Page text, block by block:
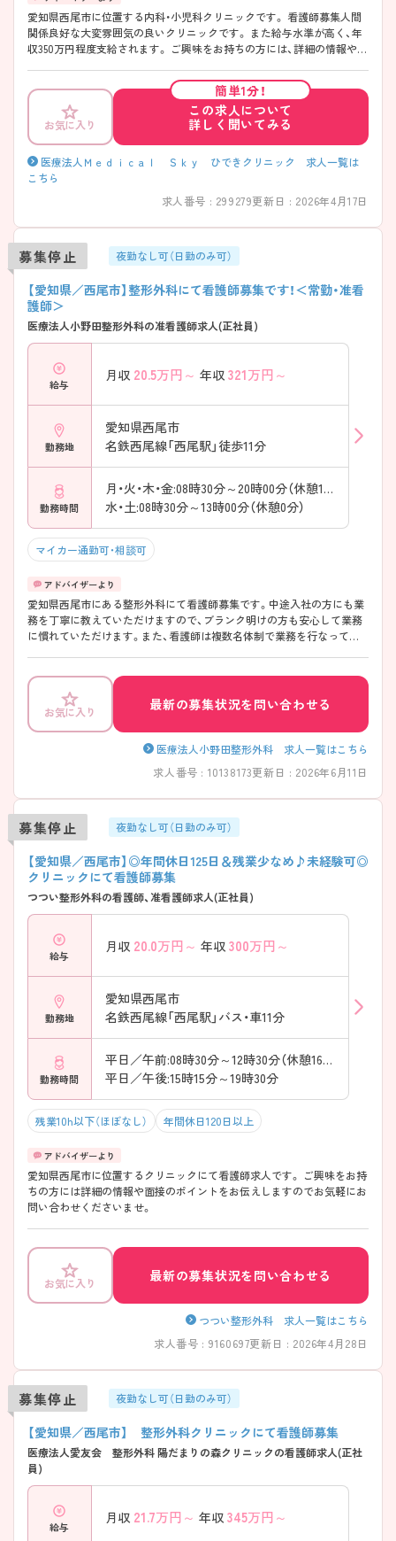
愛知県西尾市に位置する内科・小児科クリニックです。 看護師募集人間
関係良好な大変雰囲気の良いクリニックです。 また給与水準が高く、年
収350万円程度支給されます。 ご興味をお持ちの方には、詳細の情報や面
お気に入り
簡単1分！
この求人について
詳しく聞いてみる
医療法人Ｍｅｄｉｃａｌ Ｓｋｙ ひできクリニック 求人一覧は
こちら
求人番号 : 299279更新日 : 2026年4月17日
募集停止 夜勤なし可（日勤のみ可）
【愛知県／西尾市】整形外科にて看護師募集です！＜常勤・准看
護師＞
医療法人小野田整形外科の准看護師求人(正社員)
給与
月収 20.5万円～ 年収 321万円～
勤務地
愛知県西尾市
名鉄西尾線「西尾駅」徒歩11分
勤務時間
月・火・木・金:08時30分～20時00分（休憩180分）
水・土:08時30分～13時00分（休憩0分）
マイカー通勤可・相談可
愛知県西尾市にある整形外科にて看護師募集です。中途入社の方にも業
務を丁寧に教えていただけますので、ブランク明けの方も安心して業務
に慣れていただけます。また、看護師は複数名体制で業務を行なってお
お気に入り 最新の募集状況を問い合わせる
医療法人小野田整形外科 求人一覧はこちら
求人番号 : 10138173更新日 : 2026年6月11日
募集停止 夜勤なし可（日勤のみ可）
【愛知県／西尾市】◎年間休日125日＆残業少なめ♪未経験可◎
クリニックにて看護師募集
つつい整形外科の看護師、准看護師求人(正社員)
給与
月収 20.0万円～ 年収 300万円～
勤務地
愛知県西尾市
名鉄西尾線「西尾駅」バス・車11分
勤務時間
平日／午前:08時30分～12時30分（休憩165分）
平日／午後:15時15分～19時30分
残業10h以下（ほぼなし） 年間休日120日以上
愛知県西尾市に位置するクリニックにて看護師求人です。 ご興味をお持
ちの方には詳細の情報や面接のポイントをお伝えしますのでお気軽にお
問い合わせくださいませ。
お気に入り 最新の募集状況を問い合わせる
つつい整形外科 求人一覧はこちら
求人番号 : 9160697更新日 : 2026年4月28日
募集停止 夜勤なし可（日勤のみ可）
【愛知県／西尾市】 整形外科クリニックにて看護師募集
医療法人愛友会 整形外科 陽だまりの森クリニックの看護師求人(正社
員)
給与
月収 21.7万円～ 年収 345万円～